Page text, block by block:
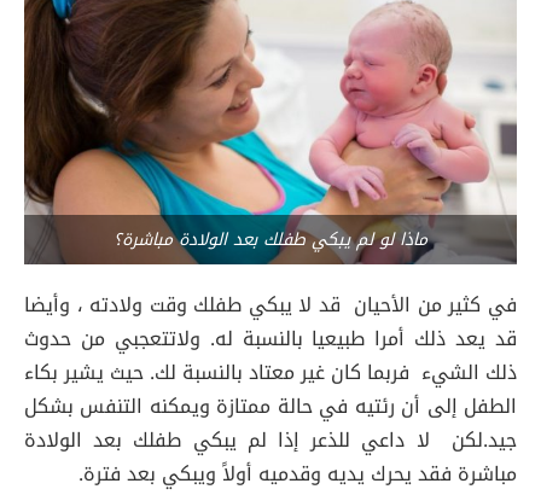
ماذا لو لم يبكي طفلك بعد الولادة مباشرة؟
في كثير من الأحيان قد لا يبكي طفلك وقت ولادته ، وأيضا
قد يعد ذلك أمرا طبيعيا بالنسبة له. ولاتتعجبي من حدوث
ذلك الشيء فربما كان غير معتاد بالنسبة لك. حيث يشير بكاء
الطفل إلى أن رئتيه في حالة ممتازة ويمكنه التنفس بشكل
جيد.لكن لا داعي للذعر إذا لم يبكي طفلك بعد الولادة
مباشرة فقد يحرك يديه وقدميه أولاً ويبكي بعد فترة.